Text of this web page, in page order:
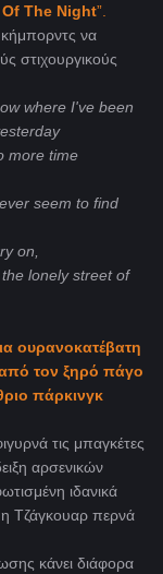
The Night”.
να
στιχουργικούς
where I've been
more time
seem to find
on,
lonely street of
ουρανοκατέβατη
τον ξηρό πάγο
πάρκινγκ
τις μπαγκέτες
αρσενικών
ιδανικά
Τζάγκουαρ περνά
κάνει διάφορα